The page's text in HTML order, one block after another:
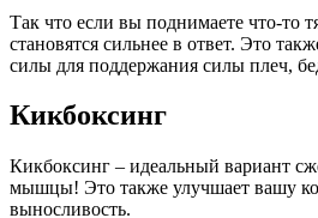
Так что если вы поднимаете что-то
становятся сильнее в ответ. Это
силы для поддержания силы плеч,
Кикбоксинг
Кикбоксинг – идеальный вариант
мышцы! Это также улучшает вашу
выносливость.